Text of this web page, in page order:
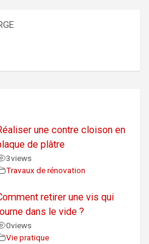
une contre cloison en
de plâtre
3views
Travaux de rénovation
retirer une vis qui
dans le vide ?
0views
Vie pratique